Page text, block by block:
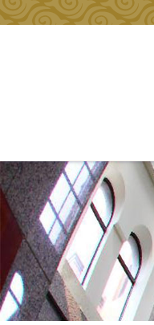
跳到主要內容區塊